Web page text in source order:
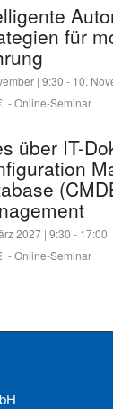
für
| 9:30 - 10.
-Online-Seminar
über IT-
2027 | 9:30 - 17:00
-Online-Seminar